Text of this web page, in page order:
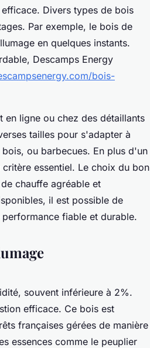
Divers types de bois
Par exemple, le bois de
en quelques instants.
Descamps Energy
bois-
ligne ou chez des détaillants
tailles pour s'adapter à
ou barbecues. En plus d'un
essentiel. Le choix du bon
chauffe agréable et
il est possible de
fiable et durable.
souvent inférieure à 2%.
efficace. Ce bois est
françaises gérées de manière
essences comme le peuplier